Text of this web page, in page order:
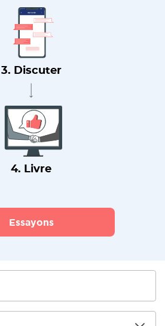
3. Discuter
4. Livre
Essayons